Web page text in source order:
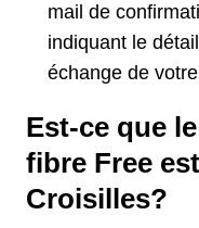
mail de
indiquant le
échange de
Est-ce que
fibre Free
Croisilles?